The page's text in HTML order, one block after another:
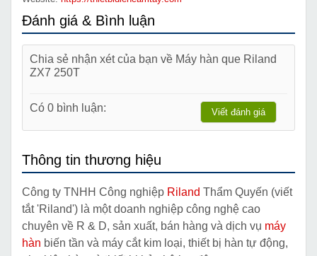
Đánh giá & Bình luận
Chia sẻ nhận xét của bạn về Máy hàn que Riland
ZX7 250T
Có 0 bình luận: Viết đánh giá
Thông tin thương hiệu
Công ty TNHH Công nghiệp Riland Thẩm Quyến (viết
tắt 'Riland') là một doanh nghiệp công nghệ cao
chuyên về R & D, sản xuất, bán hàng và dịch vụ máy
hàn biến tần và máy cắt kim loại, thiết bị hàn tự động,